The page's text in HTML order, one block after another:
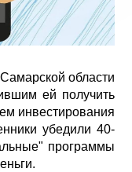
области
ей получить
инвестирования
убедили 40-
программы